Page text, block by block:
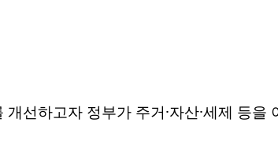
선하고자 정부가 주거·자산·세제 등을